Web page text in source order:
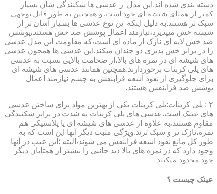
دسته بندی شده اند.این مدل از عدسی ها شکنندگی شان بسیار
کمتر از همتای شیشه ای خود است،و همچنین به طور قابل توجهی
سبک تر هستند.به دلیل اینکه این نوع عدسی ها بسیار آسان تر از
شیشه خش میپذیرد،نیازمند اعمال پوشش ضد خش هستند،پوشش
ضد خش لایه ای نازک از ماده ای است،که مقاومت این مدل عدسی
را در برابر خش پذیری دو چندان میکند.این عدسی ها همچون عدسی
های شیشه ای در نمره های بالا،از ضخامت بالایی نسبت به عدسی
های پلی کربنات برخوردارند.همچنین همانند عدسی های شیشه ای
برای جلوگیری از نفوذ اشعه فرابنفش به چشم نیازمند اعمال
پوشش ضد فرابنفش هستند.
۲ : پلی کربنات:پلی کربنات یکی از بهترین مواد برای ساختن عدسی
های عینک است.عدسی های پلی کربنات به شدت در برابر شکنندگی
مقاوم هستند،به علاوه از عدسی های شیشه ای یا پلاستیکی هم
نمره،نازک تر و سبک ترند.ویژگی مثبت دیگر آنها این است که به
طور کل مانع نفوذ اشعه فرابنفش می شوند،البته ؛این عیب در آنها
وجود دارد که در نمره های بالا دید جانبی را بیشتر از همتایان دیگر
خود محدود میکنند.
عینک چیست ؟